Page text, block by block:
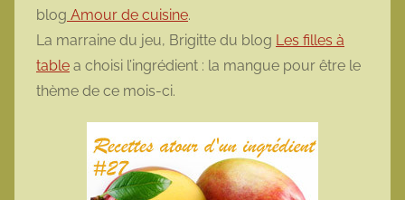
blog Amour de cuisine.
La marraine du jeu, Brigitte du blog Les filles à
table a choisi l’ingrédient : la mangue pour être le
thème de ce mois-ci.